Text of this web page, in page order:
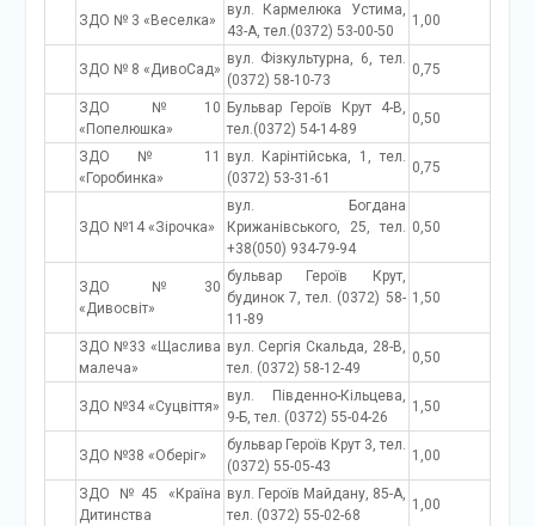
ЗДО № 3 «Веселка»
вул. Кармелюка Устима,
43-А, тел.(0372) 53-00-50
1,00
ЗДО № 8 «ДивоСад»
вул. Фізкультурна, 6, тел.
(0372) 58-10-73
0,75
ЗДО №10
«Попелюшка»
Бульвар Героїв Крут 4-В,
тел.(0372) 54-14-89
0,50
ЗДО № 11
«Горобинка»
вул. Карінтійська, 1, тел.
(0372) 53-31-61
0,75
ЗДО №14 «Зірочка»
вул. Богдана
Крижанівського, 25, тел.
+38(050) 934-79-94
0,50
ЗДО №30
«Дивосвіт»
бульвар Героїв Крут,
будинок 7, тел. (0372) 58-
11-89
1,50
ЗДО №33 «Щаслива
малеча»
вул. Сергія Скальда, 28-В,
тел. (0372) 58-12-49
0,50
ЗДО №34 «Суцвіття»
вул. Південно-Кільцева,
9-Б, тел. (0372) 55-04-26
1,50
ЗДО №38 «Оберіг»
бульвар Героїв Крут 3, тел.
(0372) 55-05-43
1,00
ЗДО №45 «Країна
Дитинства
вул. Героїв Майдану, 85-А,
тел. (0372) 55-02-68
1,00